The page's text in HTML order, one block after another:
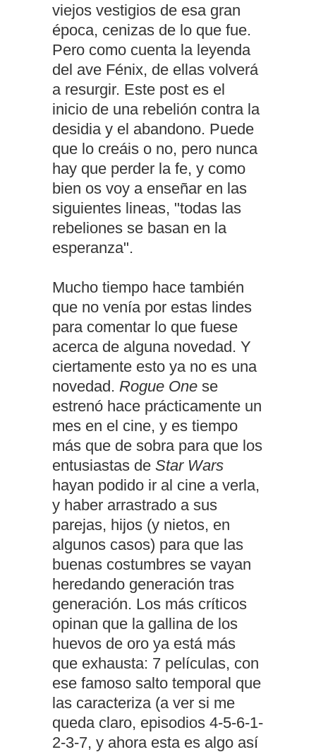
viejos vestigios de esa gran
época, cenizas de lo que fue.
Pero como cuenta la leyenda
del ave Fénix, de ellas volverá
a resurgir. Este post es el
inicio de una rebelión contra la
desidia y el abandono. Puede
que lo creáis o no, pero nunca
hay que perder la fe, y como
bien os voy a enseñar en las
siguientes lineas, "todas las
rebeliones se basan en la
esperanza".
Mucho tiempo hace también
que no venía por estas lindes
para comentar lo que fuese
acerca de alguna novedad. Y
ciertamente esto ya no es una
novedad. Rogue One se
estrenó hace prácticamente un
mes en el cine, y es tiempo
más que de sobra para que los
entusiastas de Star Wars
hayan podido ir al cine a verla,
y haber arrastrado a sus
parejas, hijos (y nietos, en
algunos casos) para que las
buenas costumbres se vayan
heredando generación tras
generación. Los más críticos
opinan que la gallina de los
huevos de oro ya está más
que exhausta: 7 películas, con
ese famoso salto temporal que
las caracteriza (a ver si me
queda claro, episodios 4-5-6-1-
2-3-7, y ahora esta es algo así